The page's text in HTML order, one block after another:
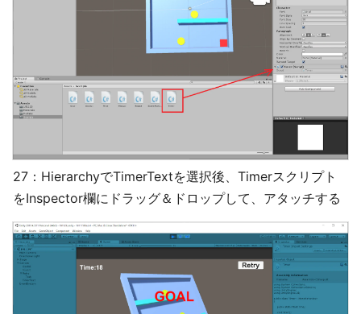
27：HierarchyでTimerTextを選択後、Timerスクリプト
をInspector欄にドラッグ＆ドロップして、アタッチする